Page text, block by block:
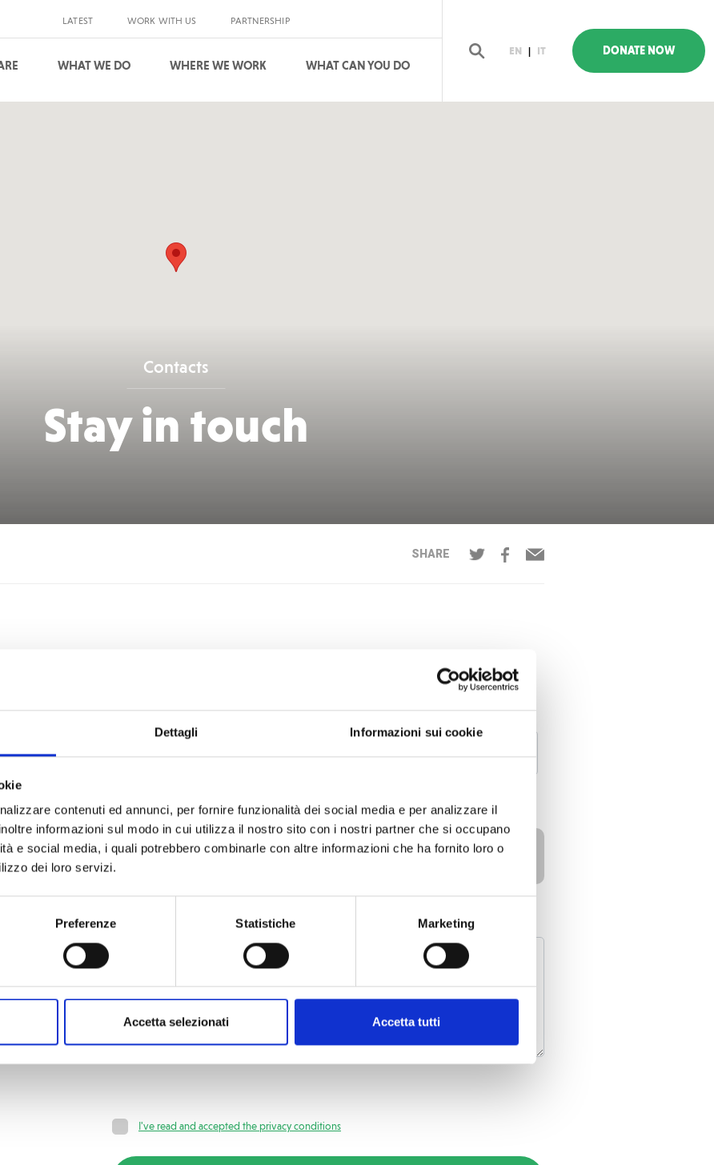
Dettagli Informazioni sui cookie
contenuti ed annunci, per fornire funzionalità dei social media e per analizzare il
informazioni sul modo in cui utilizza il nostro sito con i nostri partner che si occupano
e social media, i quali potrebbero combinarle con altre informazioni che ha fornito loro o
dei loro servizi.
Preferenze Statistiche Marketing
Accetta selezionati Accetta tutti
LATEST WORK WITH US PARTNERSHIP
WHAT WE DO WHERE WE WORK WHAT CAN YOU DO
EN | IT DONATE NOW
Contacts
Stay in touch
SHARE
Object*
Message
I've read and accepted the privacy conditions